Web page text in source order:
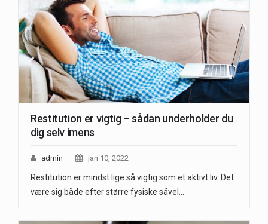
Restitution er vigtig – sådan underholder du
dig selv imens
admin jan 10, 2022
Restitution er mindst lige så vigtig som et aktivt liv. Det
være sig både efter større fysiske såvel…